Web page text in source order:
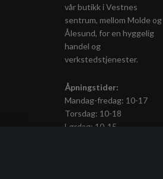
vår butikk i Vestnes
sentrum, mellom Molde og
Ålesund, for en hyggelig
handel og
verkstedstjenester.
Åpningstider:
Mandag-fredag: 10-17
Torsdag: 10-18
Lørdag: 10-15